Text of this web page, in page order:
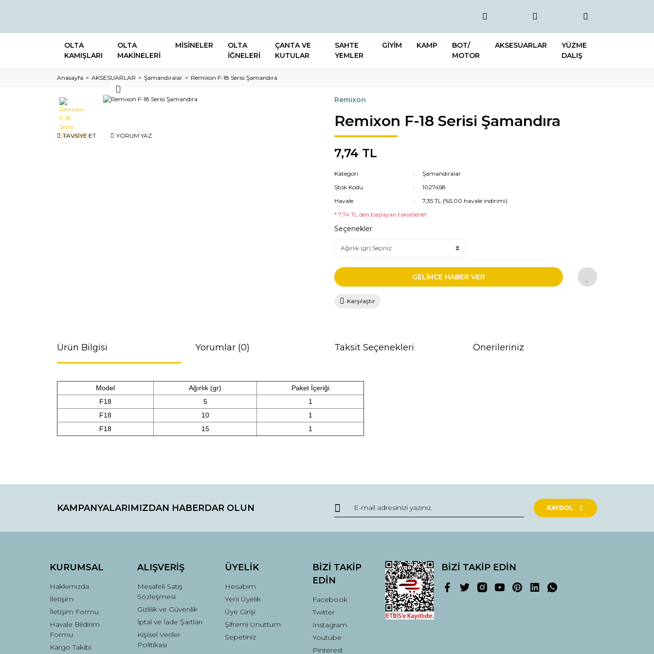
OLTA
KAMIŞLARI
OLTA
MAKİNELERİ
MİSİNELER
OLTA
İĞNELERİ
ÇANTA VE
KUTULAR
SAHTE
YEMLER
GİYİM KAMP
BOT/
MOTOR
AKSESUARLAR
YÜZME
DALIŞ
Anasayfa AKSESUARLAR Şamandıralar Remixon F-18 Serisi Şamandıra
TAVSİYE ET YORUM YAZ
Remixon
Remixon F-18 Serisi Şamandıra
7,74 TL
Kategori
Şamandıralar
Stok Kodu
1027458
Havale
7,35 TL (%5,00 havale indirimi)
* 7,74 TL den başlayan taksitlerle!
Seçenekler
GELİNCE HABER VER
Karşılaştır
Ürün Bilgisi Yorumlar (0) Taksit Seçenekleri Önerileriniz
Model Ağırlık (gr)
Paket İçeriği
F18
5
1
F18
10
1
F18
15 1
Yorum Yaz
Görüş ve önerileriniz için teşekkür ederiz.
Ürün resmi kalitesiz, bozuk veya görüntülenemiyor.
Bu ürüne benzer farklı alternatifler olmalı.
Gönder
KAMPANYALARIMIZDAN HABERDAR OLUN KAYDOL
KURUMSAL
Hakkımızda
İletişim
İletişim Formu
Havale Bildirim
Formu
Kargo Takibi
ALIŞVERİŞ
Mesafeli Satış
Sözleşmesi
Gizlilik ve Güvenlik
İptal ve İade Şartları
Kişisel Veriler
Politikası
ÜYELİK
Hesabım
Yeni Üyelik
Üye Girişi
Şifremi Unuttum
Sepetiniz
BİZİ TAKİP
EDİN
Facebook
Twitter
Instagram
Youtube
Pinterest
BİZİ TAKİP EDİN